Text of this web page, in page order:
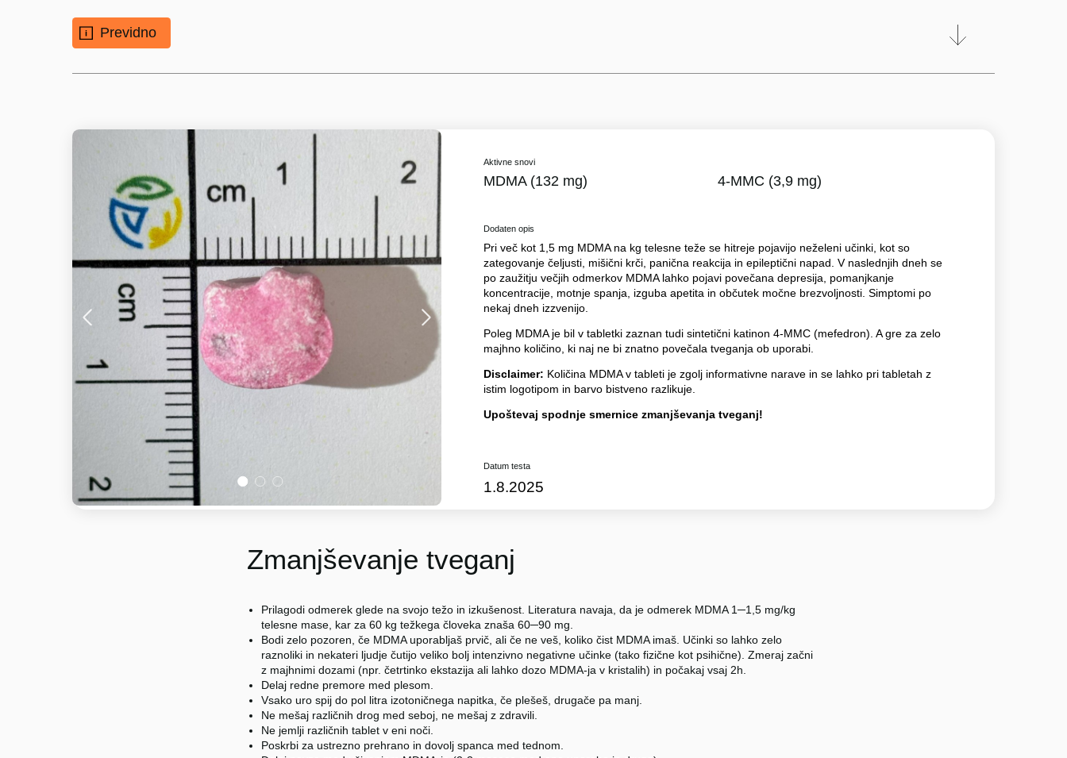
Previdno
1 2 3
Aktivne snovi
MDMA (132 mg) 4-MMC (3,9 mg)
Dodaten opis
Pri več kot 1,5 mg MDMA na kg telesne teže se hitreje pojavijo neželeni učinki, kot so
zategovanje čeljusti, mišični krči, panična reakcija in epileptični napad. V naslednjih dneh se
po zaužitju večjih odmerkov MDMA lahko pojavi povečana depresija, pomanjkanje
koncentracije, motnje spanja, izguba apetita in občutek močne brezvoljnosti. Simptomi po
nekaj dneh izzvenijo.
Poleg MDMA je bil v tabletki zaznan tudi sintetični katinon 4-MMC (mefedron). A gre za zelo
majhno količino, ki naj ne bi znatno povečala tveganja ob uporabi.
Disclaimer: Količina MDMA v tableti je zgolj informativne narave in se lahko pri tabletah z
istim logotipom in barvo bistveno razlikuje.
Upoštevaj spodnje smernice zmanjševanja tveganj!
Datum testa
1.8.2025
Zmanjševanje tveganj
Prilagodi odmerek glede na svojo težo in izkušenost. Literatura navaja, da je odmerek MDMA 1─1,5 mg/kg
telesne mase, kar za 60 kg težkega človeka znaša 60─90 mg.
Bodi zelo pozoren, če MDMA uporabljaš prvič, ali če ne veš, koliko čist MDMA imaš. Učinki so lahko zelo
raznoliki in nekateri ljudje čutijo veliko bolj intenzivno negativne učinke (tako fizične kot psihične). Zmeraj začni
z majhnimi dozami (npr. četrtinko ekstazija ali lahko dozo MDMA-ja v kristalih) in počakaj vsaj 2h.
Delaj redne premore med plesom.
Vsako uro spij do pol litra izotoničnega napitka, če plešeš, drugače pa manj.
Ne mešaj različnih drog med seboj, ne mešaj z zdravili.
Ne jemlji različnih tablet v eni noči.
Poskrbi za ustrezno prehrano in dovolj spanca med tednom.